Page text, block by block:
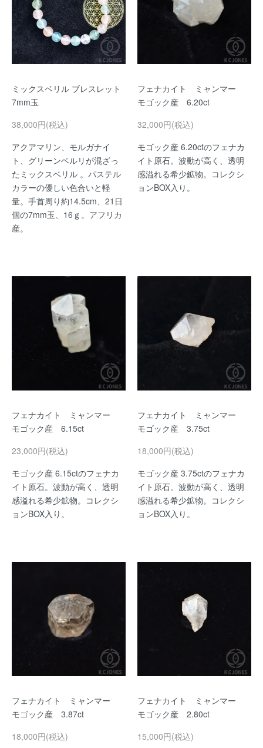
ミックスベリル ブレスレット
7mm玉
38,000円(税込)
アクアマリン、モルガナイ
ト、グリーンベルリが混ざっ
たミックスベリル 。パステル
カラーの優しい色合いと軽
量。手首周り約14.5cm、21日
個の7mm玉、16ｇ。アフリカ
産。
フェナカイト ミャンマー
モゴック産 6.20ct
32,000円(税込)
モゴック産 6.20ctのフェナカ
イト原石。波動が高く、透明
感溢れる希少鉱物。コレクシ
ョンBOX入り。
フェナカイト ミャンマー
モゴック産 6.15ct
23,000円(税込)
モゴック産 6.15ctのフェナカ
イト原石。波動が高く、透明
感溢れる希少鉱物。コレクシ
ョンBOX入り。
フェナカイト ミャンマー
モゴック産 3.75ct
18,000円(税込)
モゴック産 3.75ctのフェナカ
イト原石。波動が高く、透明
感溢れる希少鉱物。コレクシ
ョンBOX入り。
フェナカイト ミャンマー
モゴック産 3.87ct
18,000円(税込)
フェナカイト ミャンマー
モゴック産 2.80ct
15,000円(税込)